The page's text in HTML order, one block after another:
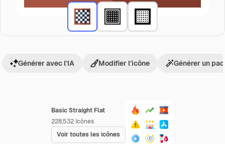
Basic Straight Flat
228,532 Icônes
Voir toutes les icônes
Générer avec l’IA Modifier l’icône Générer un